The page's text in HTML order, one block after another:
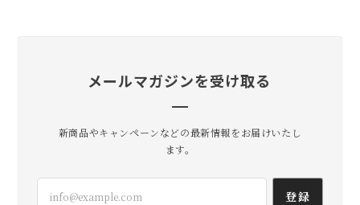
メールマガジンを受け取る
新商品やキャンペーンなどの最新情報をお届けいたし
ます。
登録